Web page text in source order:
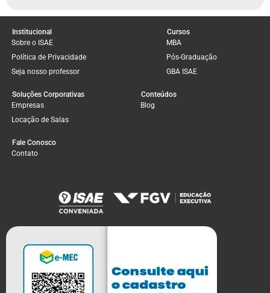
Institucional
Sobre o ISAE
Política de Privacidade
Seja nosso professor
Cursos
MBA
Pós-Graduação
GBA ISAE
Soluções Corporativas
Empresas
Locação de Salas
Conteúdos
Blog
Fale Conosco
Contato